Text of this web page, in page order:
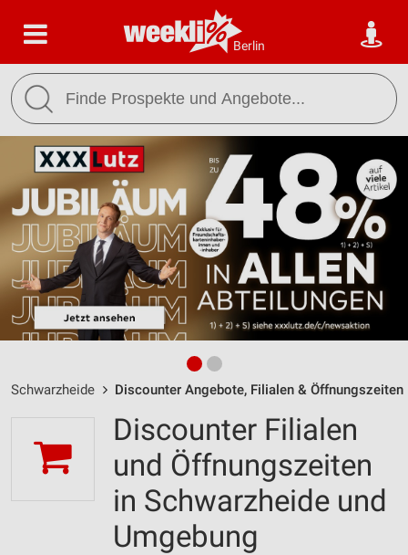
Berlin
Schwarzheide Discounter Angebote, Filialen & Öffnungszeiten
Discounter Filialen
und Öffnungszeiten
in Schwarzheide und
Umgebung